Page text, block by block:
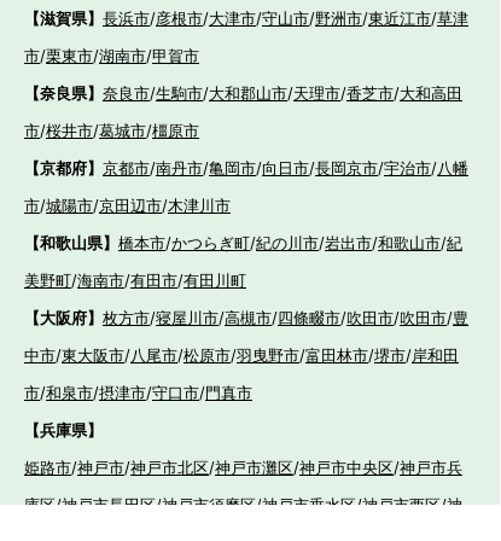
【滋賀県】 長浜市/彦根市/大津市/守山市/野洲市/東近江市/草津
市/栗東市/湖南市/甲賀市
【奈良県】 奈良市/生駒市/大和郡山市/天理市/香芝市/大和高田
市/桜井市/葛城市/橿原市
【京都府】 京都市/南丹市/亀岡市/向日市/長岡京市/宇治市/八幡
市/城陽市/京田辺市/木津川市
【和歌山県】 橋本市/かつらぎ町/紀の川市/岩出市/和歌山市/紀
美野町/海南市/有田市/有田川町
【大阪府】 枚方市/寝屋川市/高槻市/四條畷市/吹田市/吹田市/豊
中市/東大阪市/八尾市/松原市/羽曳野市/富田林市/堺市/岸和田
市/和泉市/摂津市/守口市/門真市
【兵庫県】
姫路市/神戸市/神戸市北区/神戸市灘区/神戸市中央区/神戸市兵
庫区/神戸市長田区/神戸市須磨区/神戸市垂水区/神戸市西区/神